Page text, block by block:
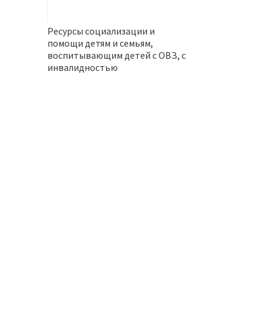
Ресурсы социализации и
помощи детям и семьям,
воспитывающим детей с ОВЗ, с
инвалидностью